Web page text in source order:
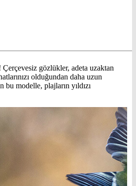
gözlükler, adeta uzaktan
olduğundan daha uzun
bu modelle, plajların yıldızı